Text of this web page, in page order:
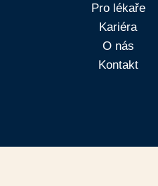
Pro lékaře
Kariéra
O nás
Kontakt